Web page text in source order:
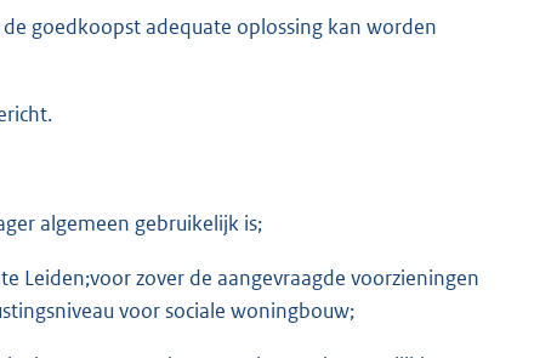
goedkoopst adequate oplossing kan worden
algemeen gebruikelijk is;
Leiden;voor zover de aangevraagde voorzieningen
voor sociale woningbouw;